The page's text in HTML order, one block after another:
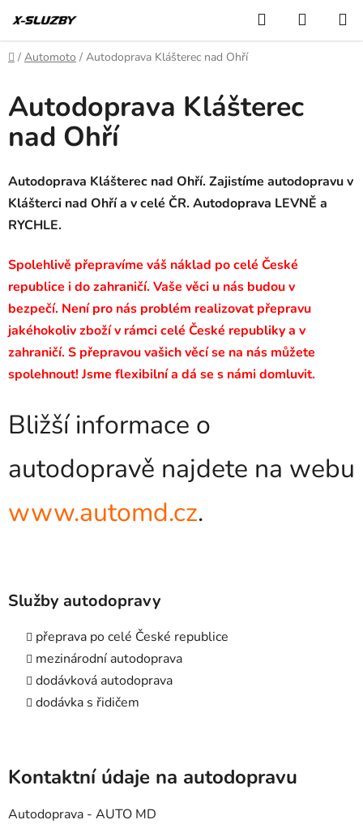
na
obsah
Hledat
KOŠÍK
Domů
/ Automoto / Autodoprava Klášterec nad Ohří
Autodoprava Klášterec
nad Ohří
Autodoprava Klášterec nad Ohří. Zajistíme autodopravu v
Klášterci nad Ohří a v celé ČR. Autodoprava LEVNĚ a
RYCHLE.
Spolehlivě přepravíme váš náklad po celé České
republice i do zahraničí. Vaše věci u nás budou v
bezpečí. Není pro nás problém realizovat přepravu
jakéhokoliv zboží v rámci celé České republiky a v
zahraničí. S přepravou vašich věcí se na nás můžete
spolehnout! Jsme flexibilní a dá se s námi domluvit.
Bližší informace o
autodopravě najdete na webu
www.automd.cz.
Služby autodopravy
přeprava po celé České republice
mezinárodní autodoprava
dodávková autodoprava
dodávka s řidičem
Kontaktní údaje na autodopravu
Autodoprava - AUTO MD